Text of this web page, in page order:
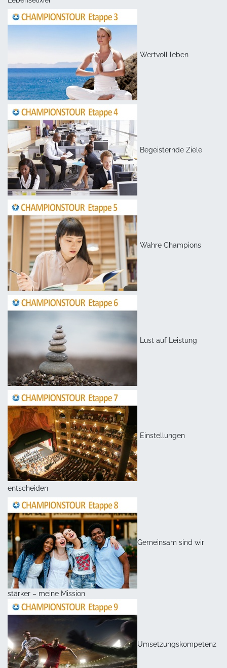
Wertvoll leben
Begeisternde Ziele
Wahre Champions
Lust auf Leistung
Einstellungen
entscheiden
Gemeinsam sind wir
stärker – meine Mission
Umsetzungskompetenz